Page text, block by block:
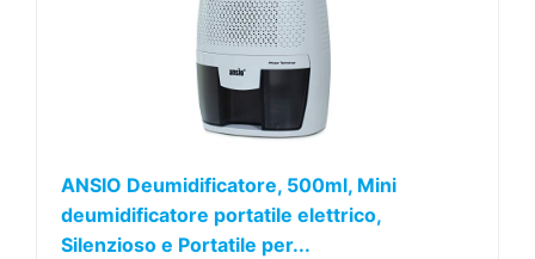
ANSIO Deumidificatore, 500ml, Mini
deumidificatore portatile elettrico,
Silenzioso e Portatile per...